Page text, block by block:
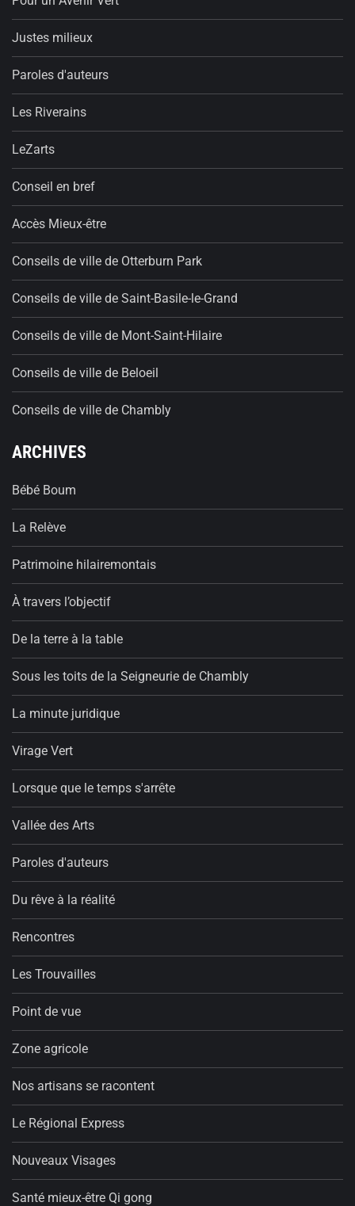
Justes milieux
Paroles d'auteurs
Les Riverains
LeZarts
Conseil en bref
Accès Mieux-être
Conseils de ville de Otterburn Park
Conseils de ville de Saint-Basile-le-Grand
Conseils de ville de Mont-Saint-Hilaire
Conseils de ville de Beloeil
Conseils de ville de Chambly
ARCHIVES
Bébé Boum
La Relève
Patrimoine hilairemontais
À travers l’objectif
De la terre à la table
Sous les toits de la Seigneurie de Chambly
La minute juridique
Virage Vert
Lorsque que le temps s'arrête
Vallée des Arts
Paroles d'auteurs
Du rêve à la réalité
Rencontres
Les Trouvailles
Point de vue
Zone agricole
Nos artisans se racontent
Le Régional Express
Nouveaux Visages
Santé mieux-être Qi gong